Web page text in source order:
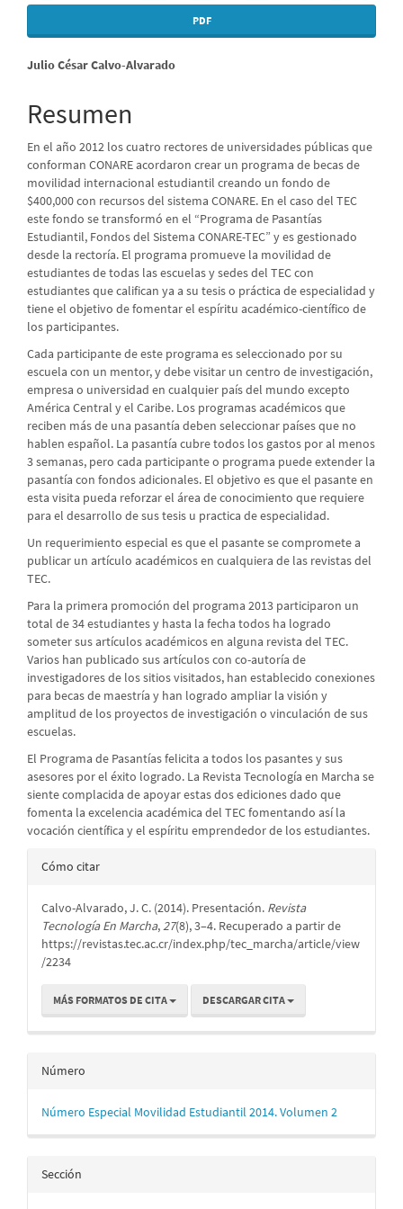
PDF
Contenido
principal
del
artículo
Julio César Calvo-Alvarado
Resumen
En el año 2012 los cuatro rectores de universidades públicas que
conforman CONARE acordaron crear un programa de becas de
movilidad internacional estudiantil creando un fondo de
$400,000 con recursos del sistema CONARE. En el caso del TEC
este fondo se transformó en el “Programa de Pasantías
Estudiantil, Fondos del Sistema CONARE-TEC” y es gestionado
desde la rectoría. El programa promueve la movilidad de
estudiantes de todas las escuelas y sedes del TEC con
estudiantes que califican ya a su tesis o práctica de especialidad y
tiene el objetivo de fomentar el espíritu académico-científico de
los participantes.
Cada participante de este programa es seleccionado por su
escuela con un mentor, y debe visitar un centro de investigación,
empresa o universidad en cualquier país del mundo excepto
América Central y el Caribe. Los programas académicos que
reciben más de una pasantía deben seleccionar países que no
hablen español. La pasantía cubre todos los gastos por al menos
3 semanas, pero cada participante o programa puede extender la
pasantía con fondos adicionales. El objetivo es que el pasante en
esta visita pueda reforzar el área de conocimiento que requiere
para el desarrollo de sus tesis u practica de especialidad.
Un requerimiento especial es que el pasante se compromete a
publicar un artículo académicos en cualquiera de las revistas del
TEC.
Para la primera promoción del programa 2013 participaron un
total de 34 estudiantes y hasta la fecha todos ha logrado
someter sus artículos académicos en alguna revista del TEC.
Varios han publicado sus artículos con co-autoría de
investigadores de los sitios visitados, han establecido conexiones
para becas de maestría y han logrado ampliar la visión y
amplitud de los proyectos de investigación o vinculación de sus
escuelas.
El Programa de Pasantías felicita a todos los pasantes y sus
asesores por el éxito logrado. La Revista Tecnología en Marcha se
siente complacida de apoyar estas dos ediciones dado que
fomenta la excelencia académica del TEC fomentando así la
vocación científica y el espíritu emprendedor de los estudiantes.
Detalles
artículo
Cómo citar
Calvo-Alvarado, J. C. (2014). Presentación. Revista
Tecnología En Marcha,27(8), 3–4. Recuperado a partir de
https://revistas.tec.ac.cr/index.php/tec_marcha/article/view
/2234
MÁS FORMATOS DE CITA DESCARGAR CITA
Número
Número Especial Movilidad Estudiantil 2014. Volumen 2
Sección